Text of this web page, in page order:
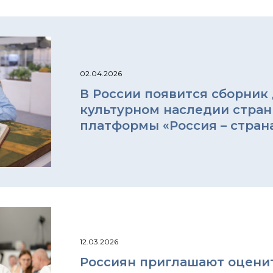
02.04.2026
В России появится
культурном наследии
платформы «Россия –
12.03.2026
Россиян приглашают